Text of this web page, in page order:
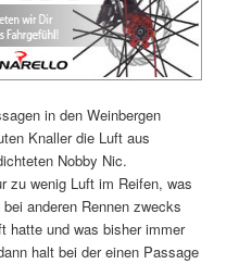
in den Weinbergen
Knaller die Luft aus
Nobby Nic.
zu wenig Luft im Reifen, was
anderen Rennen zwecks
hatte und was bisher immer
halt bei der einen Passage